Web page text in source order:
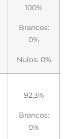
100%
Brancos:
0%
Nulos: 0%
92,3%
Brancos:
0%